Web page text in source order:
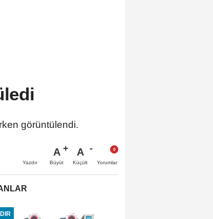
görüntülendi.
Yazdır
A
Büyüt
A
Küçült Yorumlar